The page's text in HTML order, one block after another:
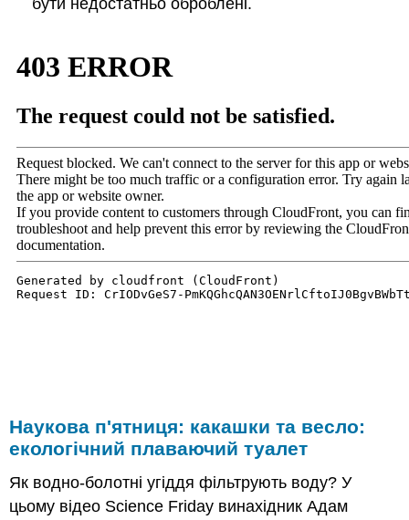
бути недостатньо оброблені.
Наукова п'ятниця: какашки та весло:
екологічний плаваючий туалет
Як водно-болотні угіддя фільтрують воду? У
цьому відео Science Friday винахідник Адам